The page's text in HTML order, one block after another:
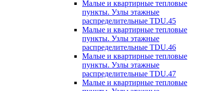
Малые и квартирные тепловые
пункты. Узлы этажные
распределительные TDU.45
Малые и квартирные тепловые
пункты. Узлы этажные
распределительные TDU.46
Малые и квартирные тепловые
пункты. Узлы этажные
распределительные TDU.47
Малые и квартирные тепловые